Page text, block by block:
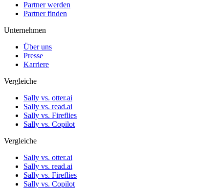
Partner werden
Partner finden
Unternehmen
Über uns
Presse
Karriere
Vergleiche
Sally vs. otter.ai
Sally vs. read.ai
Sally vs. Fireflies
Sally vs. Copilot
Vergleiche
Sally vs. otter.ai
Sally vs. read.ai
Sally vs. Fireflies
Sally vs. Copilot